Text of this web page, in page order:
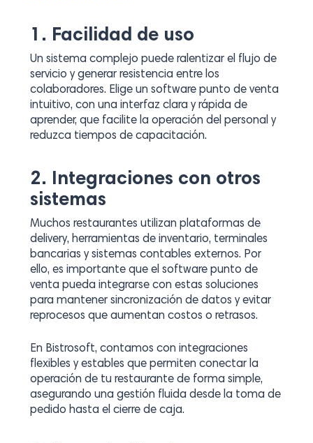
1. Facilidad de uso
Un sistema complejo puede ralentizar el flujo de
servicio y generar resistencia entre los
colaboradores. Elige un software punto de venta
intuitivo, con una interfaz clara y rápida de
aprender, que facilite la operación del personal y
reduzca tiempos de capacitación.
2. Integraciones con otros
sistemas
Muchos restaurantes utilizan plataformas de
delivery, herramientas de inventario, terminales
bancarias y sistemas contables externos. Por
ello, es importante que el software punto de
venta pueda integrarse con estas soluciones
para mantener sincronización de datos y evitar
reprocesos que aumentan costos o retrasos.
En Bistrosoft, contamos con integraciones
flexibles y estables que permiten conectar la
operación de tu restaurante de forma simple,
asegurando una gestión fluida desde la toma de
pedido hasta el cierre de caja.